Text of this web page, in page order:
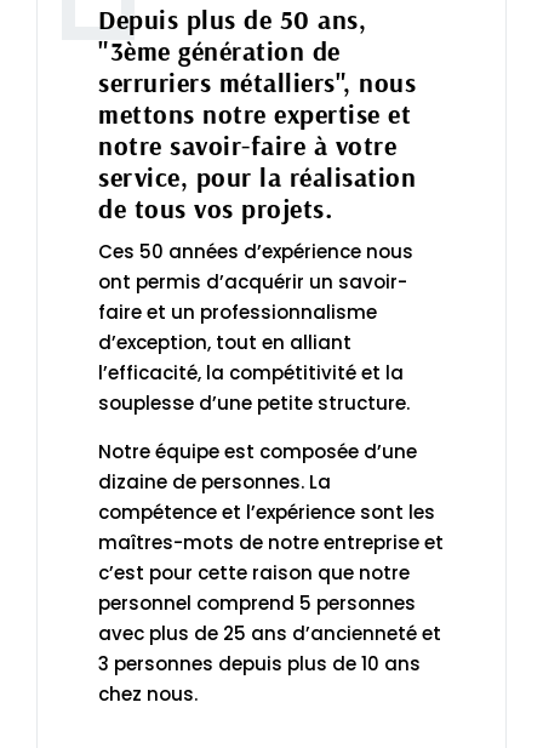
Depuis plus de 50 ans,
"3ème génération de
serruriers métalliers", nous
mettons notre expertise et
notre savoir-faire à votre
service, pour la réalisation
de tous vos projets.
Ces 50 années d’expérience nous
ont permis d’acquérir un savoir-
faire et un professionnalisme
d’exception, tout en alliant
l’efficacité, la compétitivité et la
souplesse d’une petite structure.
Notre équipe est composée d’une
dizaine de personnes. La
compétence et l’expérience sont les
maîtres-mots de notre entreprise et
c’est pour cette raison que notre
personnel comprend 5 personnes
avec plus de 25 ans d’ancienneté et
3 personnes depuis plus de 10 ans
chez nous.